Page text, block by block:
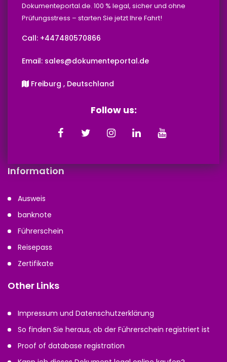
Dokumenteportal.de. 100 % legal, sicher und ohne
Prüfungsstress – starten Sie jetzt Ihre Fahrt!
Call: +447480570866‬‬
Email: sales@dokumenteportal.de
Freiburg , Deutschland
Follow us:
Information
Ausweis
banknote
Führerschein
Reisepass
Zertifikate
Other Links
Impressum und Datenschutzerklärung
So finden Sie heraus, ob der Führerschein registriert ist
Proof of database registration